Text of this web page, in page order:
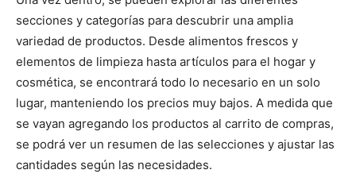
secciones y categorías para descubrir una amplia
variedad de productos. Desde alimentos frescos y
elementos de limpieza hasta artículos para el hogar y
cosmética, se encontrará todo lo necesario en un solo
lugar, manteniendo los precios muy bajos. A medida que
se vayan agregando los productos al carrito de compras,
se podrá ver un resumen de las selecciones y ajustar las
cantidades según las necesidades.